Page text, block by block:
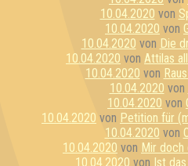
10.04.2020 von
10.04.2020 von
10.04.2020 von Die
10.04.2020 von Attilas
10.04.2020 von
10.04.2020 von
10.04.2020 von
10.04.2020 von Petition für
10.04.2020 von
10.04.2020 von Mir doch
10.04.2020 von Ist